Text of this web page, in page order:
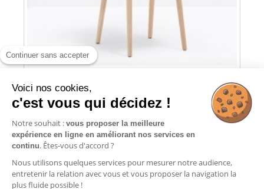
BABILA 2700 PEDRALI - CHAISE...
Ajouter au panier
Continuer sans accepter
Voici nos cookies,
c'est vous qui décidez !
Notre souhait : vous proposer la meilleure
expérience en ligne en améliorant nos services en
continu. Êtes-vous d'accord ?
Nous utilisons quelques services pour mesurer notre audience,
entretenir la relation avec vous et vous proposer la navigation la
plus fluide possible !